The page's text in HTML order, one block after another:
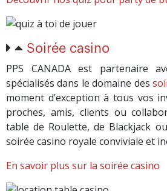
Soirée casino
PPS CANADA est partenaire
spécialisés dans le domaine des
moment d’exception à tous vos
proches, amis, clients ou
table de Roulette, de Blackjack
soirée casino royale conviviale et
En savoir plus sur la soirée casino